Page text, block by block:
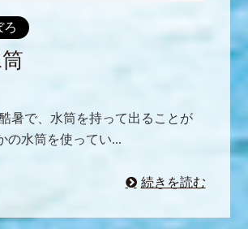
ろ
暑で、水筒を持って出ることが
の水筒を使ってい...
続きを読む